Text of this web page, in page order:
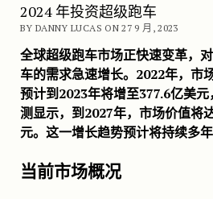
2024 年投资超级跑车
BY DANNY LUCAS ON 27 9 月, 2023
全球超级跑车市场正快速变革，
车的需求急速增长。2022年，市
预计到2023年将增至377.6亿美
测显示，到2027年，市场价值将
元。这一增长趋势预计将持续多年
当前市场概况